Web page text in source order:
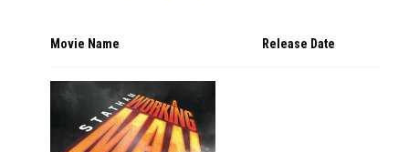
Movie Name Release Date